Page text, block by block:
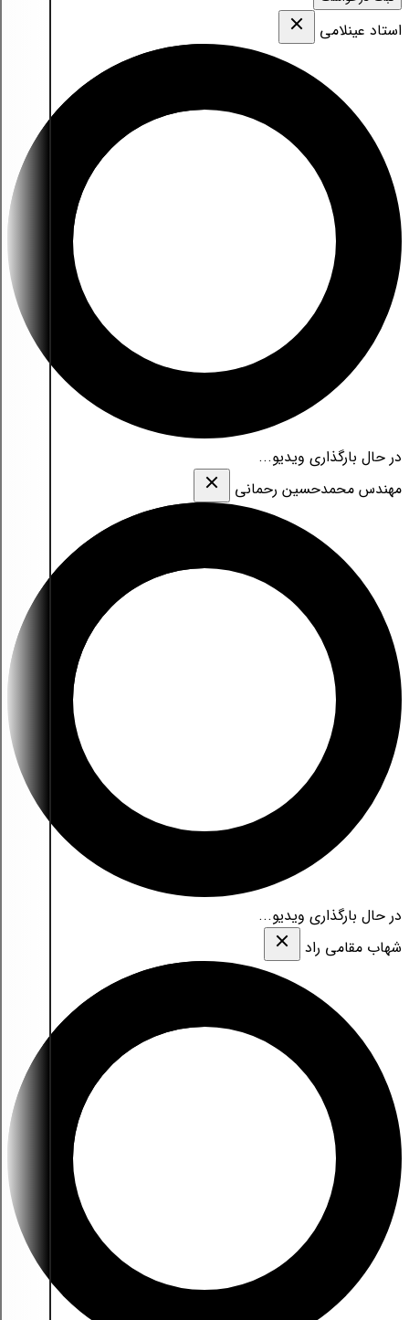
استاد عینلامی
در حال بارگذاری ویدیو...
مهندس محمدحسین رحمانی
در حال بارگذاری ویدیو...
شهاب مقامی‌ راد